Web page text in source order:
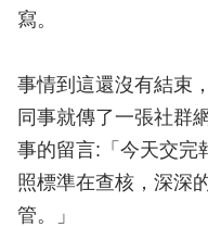
寫。
事情到這還沒有結束
同事就傳了一張社群
事的留言:「今天交完
照標準在查核，深深
管。」